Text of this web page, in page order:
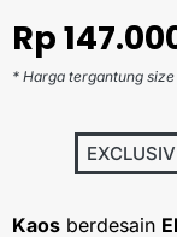
Rp
* Harga tergantung
Kaos berdesain